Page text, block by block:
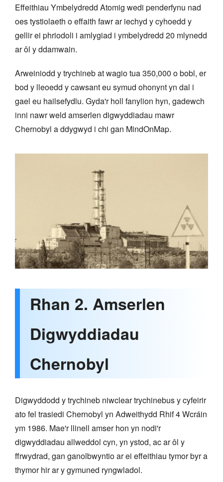
Effeithiau Ymbelydredd Atomig wedi penderfynu nad
oes tystiolaeth o effaith fawr ar iechyd y cyhoedd y
gellir ei phriodoli i amlygiad i ymbelydredd 20 mlynedd
ar ôl y ddamwain.
Arweiniodd y trychineb at wagio tua 350,000 o bobl, er
bod y lleoedd y cawsant eu symud ohonynt yn dal i
gael eu hailsefydlu. Gyda'r holl fanylion hyn, gadewch
inni nawr weld amserlen digwyddiadau mawr
Chernobyl a ddygwyd i chi gan MindOnMap.
Rhan 2. Amserlen
Digwyddiadau
Chernobyl
Digwyddodd y trychineb niwclear trychinebus y cyfeirir
ato fel trasiedi Chernobyl yn Adweithydd Rhif 4 Wcráin
ym 1986. Mae'r llinell amser hon yn nodi'r
digwyddiadau allweddol cyn, yn ystod, ac ar ôl y
ffrwydrad, gan ganolbwyntio ar ei effeithiau tymor byr a
thymor hir ar y gymuned ryngwladol.